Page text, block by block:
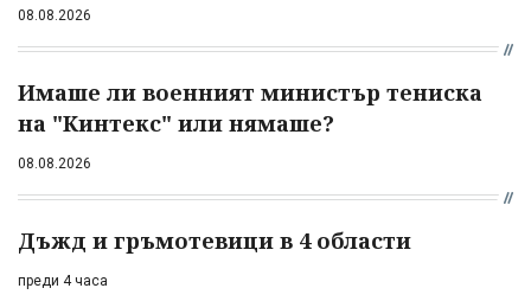
08.08.2026
Имаше ли военният министър тениска
на "Кинтекс" или нямаше?
08.08.2026
Дъжд и гръмотевици в 4 области
преди 4 часа